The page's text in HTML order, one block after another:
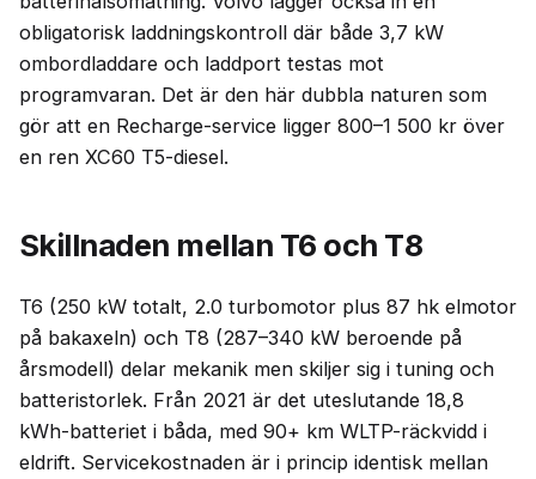
obligatorisk laddningskontroll där både 3,7 kW
ombordladdare och laddport testas mot
programvaran. Det är den här dubbla naturen som
gör att en Recharge-service ligger 800–1 500 kr över
en ren XC60 T5-diesel.
Skillnaden mellan T6 och T8
T6 (250 kW totalt, 2.0 turbomotor plus 87 hk elmotor
på bakaxeln) och T8 (287–340 kW beroende på
årsmodell) delar mekanik men skiljer sig i tuning och
batteristorlek. Från 2021 är det uteslutande 18,8
kWh-batteriet i båda, med 90+ km WLTP-räckvidd i
eldrift. Servicekostnaden är i princip identisk mellan